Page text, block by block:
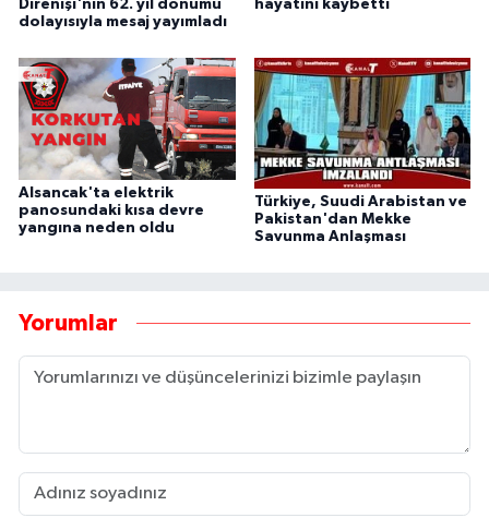
Direnişi'nin 62. yıl dönümü
dolayısıyla mesaj yayımladı
hayatını kaybetti
Alsancak'ta elektrik
panosundaki kısa devre
yangına neden oldu
Türkiye, Suudi Arabistan ve
Pakistan'dan Mekke
Savunma Anlaşması
Yorumlar